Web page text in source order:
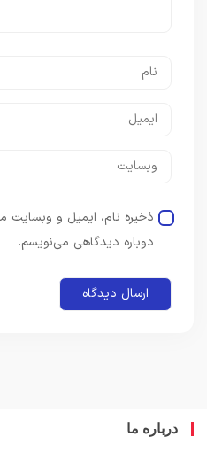
ذخیره نام، ایمیل و وبسایت من در
دوباره دیدگاهی می‌نویسم.
ما